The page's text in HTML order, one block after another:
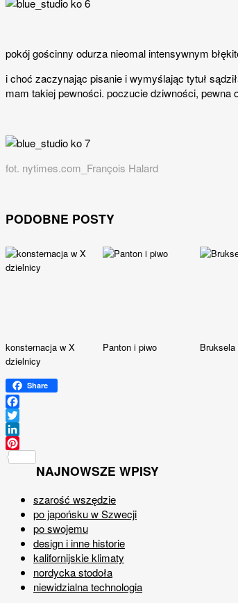
pokój gościnny odurza nieomal intensywnym
i choć zaczynając pisanie i wymyślając tytuł
mam takiej pewności. poczucie dziwności, pewna
fot. nytimes.com_François Halard
PODOBNE POSTY
konsternacja w X
dzielnicy
Panton i piwo Bruksela
Share
Facebook
Twitter
LinkedIn
NAJNOWSZE WPISY
szarość wszędzie
po japońsku w Szwecji
po swojemu
design i inne historie
kalifornijskie klimaty
nordycka stodoła
niewidzialna technologia